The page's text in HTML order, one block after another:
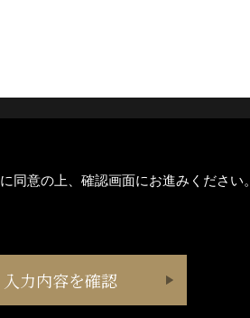
に同意の上、確認画面にお進みください。